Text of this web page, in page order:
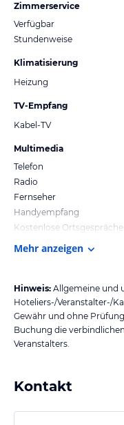
Zimmerservice
Verfügbar
Stundenweise
Klimatisierung
Heizung
TV-Empfang
Kabel-TV
Multimedia
Telefon
Radio
Fernseher
Handyempfang
Kostenlose Ortsgespräche
Mehr anzeigen
Hinweis: Allgemeine und
Hoteliers-/Veranstalter-/
Gewähr und ohne
Buchung die verbindlichen
Veranstalters.
Kontakt